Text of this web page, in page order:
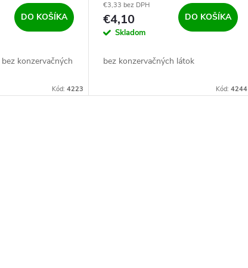
DO KOŠÍKA
konzervačných
Kód:4223
€3,33 bez DPH
€4,10
Skladom
DO KOŠÍKA
bez konzervačných látok
Kód: 4244